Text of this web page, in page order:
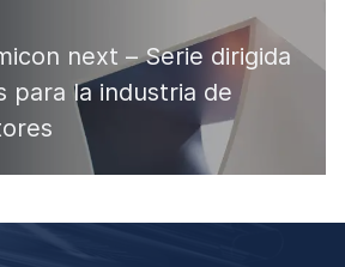
next – Serie dirigida
para la industria de